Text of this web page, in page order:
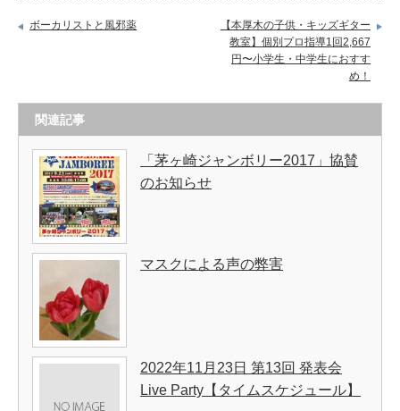
ボーカリストと風邪薬
【本厚木の子供・キッズギター
教室】個別プロ指導1回2,667
円〜小学生・中学生におすす
め！
関連記事
「茅ヶ崎ジャンボリー2017」協賛
のお知らせ
マスクによる声の弊害
2022年11月23日 第13回 発表会
Live Party【タイムスケジュール】